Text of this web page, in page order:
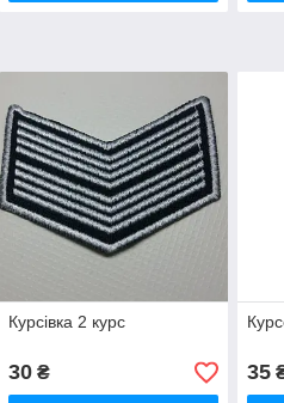
Курсівка 2 курс
30₴ 35